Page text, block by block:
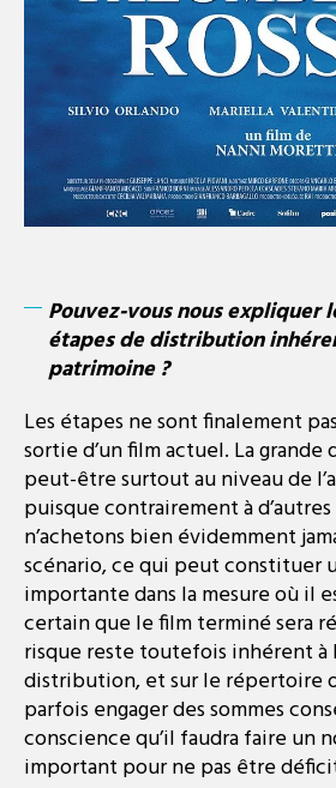
Pouvez-vous nous expliquer
étapes de distribution
patrimoine ?
Les étapes ne sont finalement
sortie d’un film actuel. La
peut-être surtout au niveau de
puisque contrairement à
n’achetons bien évidemment
scénario, ce qui peut constituer
importante dans la mesure où il
certain que le film terminé sera
risque reste toutefois inhérent à
distribution, et sur le répertoire
parfois engager des sommes
conscience qu’il faudra faire un
important pour ne pas être